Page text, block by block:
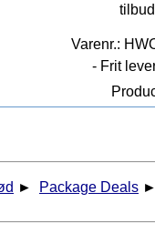
Varenr.:
- Frit
► Package Deals